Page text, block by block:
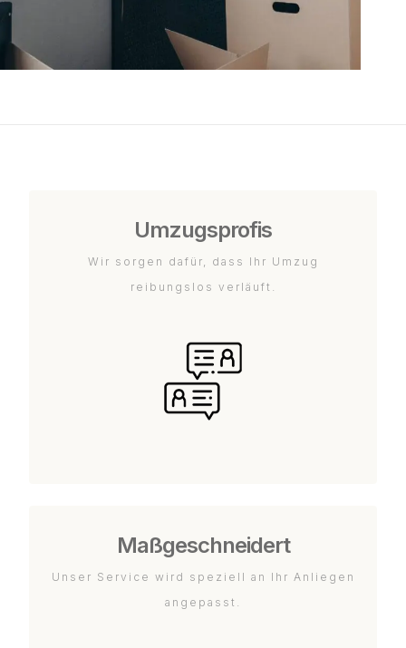
Umzugsprofis
Wir sorgen dafür, dass Ihr Umzug
reibungslos verläuft.
Maßgeschneidert
Unser Service wird speziell an Ihr Anliegen
angepasst.